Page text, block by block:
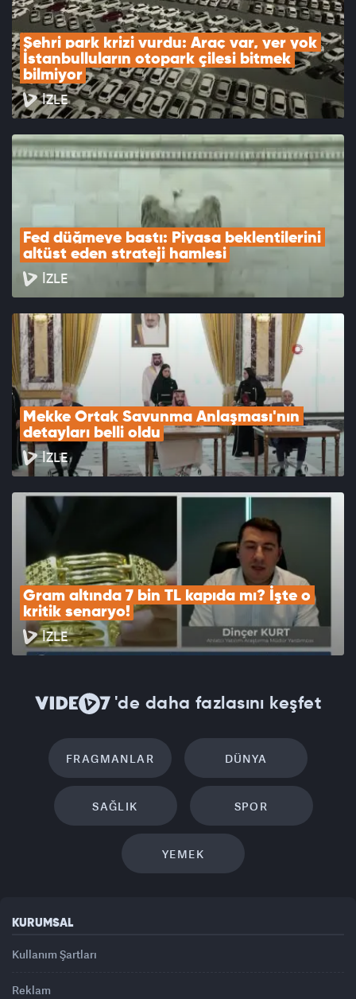
Şehri park krizi vurdu: Araç var, yer yok
İstanbulluların otopark çilesi bitmek
bilmiyor
İZLE
Fed düğmeye bastı: Piyasa beklentilerini
altüst eden strateji hamlesi
İZLE
Mekke Ortak Savunma Anlaşması'nın
detayları belli oldu
İZLE
Gram altında 7 bin TL kapıda mı? İşte o
kritik senaryo!
İZLE
'de daha fazlasını keşfet
FRAGMANLAR DÜNYA
SAĞLIK SPOR
YEMEK
KURUMSAL
Kullanım Şartları
Reklam